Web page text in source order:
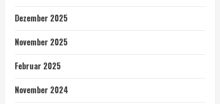
Dezember 2025
November 2025
Februar 2025
November 2024